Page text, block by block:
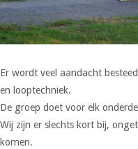
Er wordt veel aandacht
en looptechniek.
De groep doet voor elk
Wij zijn er slechts kort bij,
komen.